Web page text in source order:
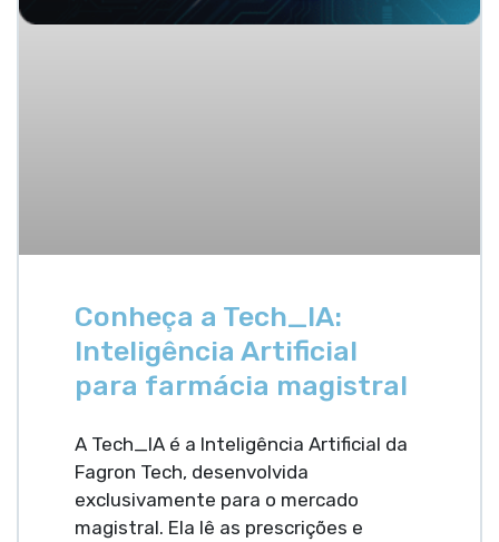
Conheça a Tech_IA:
Inteligência Artificial
para farmácia magistral
A Tech_IA é a Inteligência Artificial da
Fagron Tech, desenvolvida
exclusivamente para o mercado
magistral. Ela lê as prescrições e